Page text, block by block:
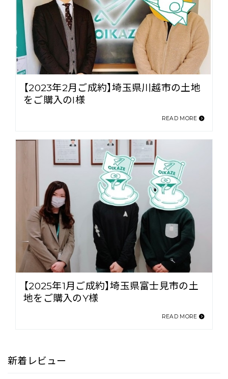
【2023年2月ご成約】埼玉県川越市の土地
をご購入のI様
READ MORE
【2025年1月ご成約】埼玉県富士見市の土
地をご購入のY様
READ MORE
新着レビュー